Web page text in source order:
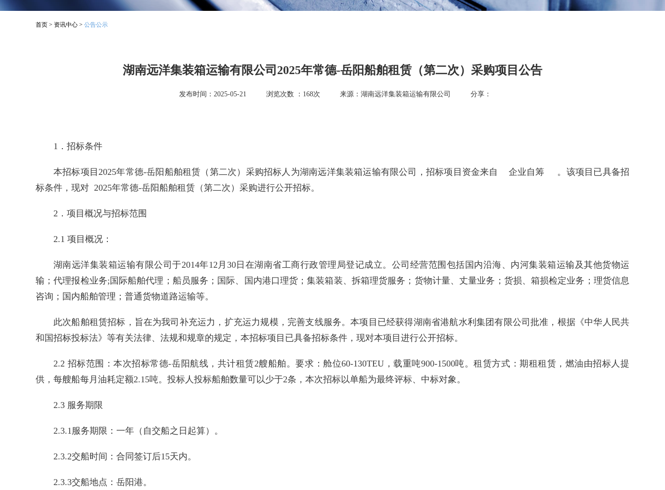
首页 > 资讯中心 > 公告公示
湖南远洋集装箱运输有限公司2025年常德-岳阳船舶租赁（第二次）采购项目公告
发布时间：2025-05-21 浏览次数 ： 168次 来源：湖南远洋集装箱运输有限公司 分享：
1．招标条件
本招标项目2025年常德-岳阳船舶租赁（第二次）采购招标人为湖南远洋集装箱运输有限公司，招标项目资金来自 企业自筹 。该项目已具备招
标条件，现对 2025年常德-岳阳船舶租赁（第二次）采购进行公开招标。
2．项目概况与招标范围
2.1 项目概况：
湖南远洋集装箱运输有限公司于2014年12月30日在湖南省工商行政管理局登记成立。公司经营范围包括国内沿海、内河集装箱运输及其他货物运
输；代理报检业务;国际船舶代理；船员服务；国际、国内港口理货；集装箱装、拆箱理货服务；货物计量、丈量业务；货损、箱损检定业务；理货信息
咨询；国内船舶管理；普通货物道路运输等。
此次船舶租赁招标，旨在为我司补充运力，扩充运力规模，完善支线服务。本项目已经获得湖南省港航水利集团有限公司批准，根据《中华人民共
和国招标投标法》等有关法律、法规和规章的规定，本招标项目已具备招标条件，现对本项目进行公开招标。
2.2 招标范围：本次招标常德-岳阳航线，共计租赁2艘船舶。要求：舱位60-130TEU，载重吨900-1500吨。租赁方式：期租租赁，燃油由招标人提
供，每艘船每月油耗定额2.15吨。投标人投标船舶数量可以少于2条，本次招标以单船为最终评标、中标对象。
2.3 服务期限
2.3.1服务期限：一年（自交船之日起算）。
2.3.2交船时间：合同签订后15天内。
2.3.3交船地点：岳阳港。